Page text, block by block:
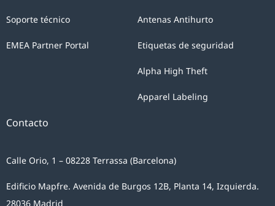
Antenas Antihurto
Etiquetas de seguridad
Alpha High Theft
Apparel Labeling
Soporte técnico
EMEA Partner Portal
Contacto
Calle Orio, 1 – 08228 Terrassa (Barcelona)
Edificio Mapfre. Avenida de Burgos 12B, Planta 14, Izquierda.
28036 Madrid